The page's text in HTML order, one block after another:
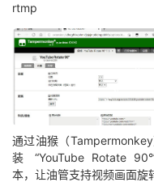
rtmp
通过油猴（
装 “YouTube Rotate
本，让油管支持视频画面旋